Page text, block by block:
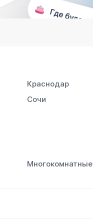
Краснодар
Сочи
Многокомнатные